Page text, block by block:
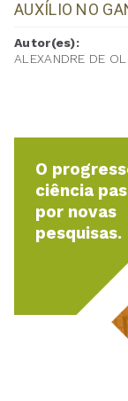
AUXÍLIO NO
Autor(es):
ALEXANDRE DE
O
ciência
por novas
pesquisas.